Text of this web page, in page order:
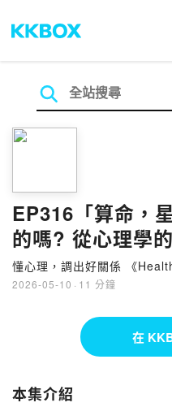
EP316「算命，
的嗎? 從心理學
姜尚文心理師
懂心理，調出好關係 《
2026-05-10 · 11 分鐘
在
本集介紹